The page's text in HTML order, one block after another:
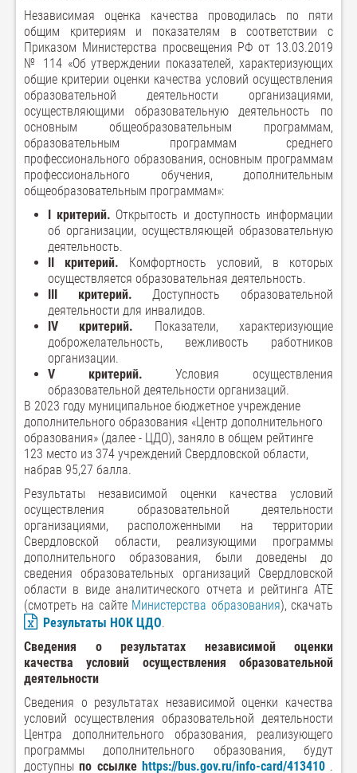
Независимая оценка качества проводилась по пяти
общим критериям и показателям в соответствии с
Приказом Министерства просвещения РФ от 13.03.2019
№ 114 «Об утверждении показателей, характеризующих
общие критерии оценки качества условий осуществления
образовательной деятельности организациями,
осуществляющими образовательную деятельность по
основным общеобразовательным программам,
образовательным программам среднего
профессионального образования, основным программам
профессионального обучения, дополнительным
общеобразовательным программам»:
I критерий. Открытость и доступность информации
об организации, осуществляющей образовательную
деятельность.
II критерий. Комфортность условий, в которых
осуществляется образовательная деятельность.
III критерий. Доступность образовательной
деятельности для инвалидов.
IV критерий. Показатели, характеризующие
доброжелательность, вежливость работников
организации.
V критерий. Условия осуществления
образовательной деятельности организаций.
В 2023 году муниципальное бюджетное учреждение
дополнительного образования «Центр дополнительного
образования» (далее - ЦДО), заняло в общем рейтинге
123 место из 374 учреждений Свердловской области,
набрав 95,27 балла.
Результаты независимой оценки качества условий
осуществления образовательной деятельности
организациями, расположенными на территории
Свердловской области, реализующими программы
дополнительного образования, были доведены до
сведения образовательных организаций Свердловской
области в виде аналитического отчета и рейтинга АТЕ
(смотреть на сайте Министерства образования), скачать
Результаты НОК ЦДО.
Сведения о результатах независимой оценки
качества условий осуществления образовательной
деятельности
Сведения о результатах независимой оценки качества
условий осуществления образовательной деятельности
Центра дополнительного образования, реализующего
программы дополнительного образования, будут
доступныпо ссылке https://bus.gov.ru/info-card/413410.